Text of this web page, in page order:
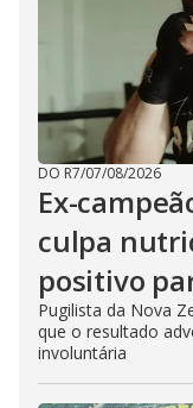
DO R7/07/08/2026
Ex-
culpa
positivo
Pugilista da Nova
que o resultado
involuntária